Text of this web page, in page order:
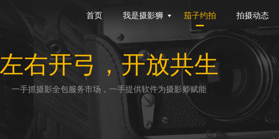
首页 我是摄影狮 茄子约拍 拍摄动态
左右开弓，开放共生
一手抓摄影全包服务市场，一手提供软件为摄影师赋能